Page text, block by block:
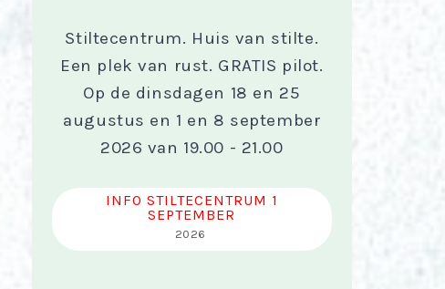
Stiltecentrum. Huis van stilte.
Een plek van rust. GRATIS pilot.
Op de dinsdagen 18 en 25
augustus en 1 en 8 september
2026 van 19.00 - 21.00
INFO STILTECENTRUM 1
SEPTEMBER
2026